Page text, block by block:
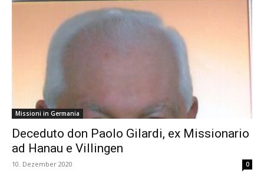
Missioni in Germania
Deceduto don Paolo Gilardi, ex Missionario
ad Hanau e Villingen
10. Dezember 2020 0